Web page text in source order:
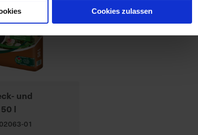
Cookies zulassen
und
l
01